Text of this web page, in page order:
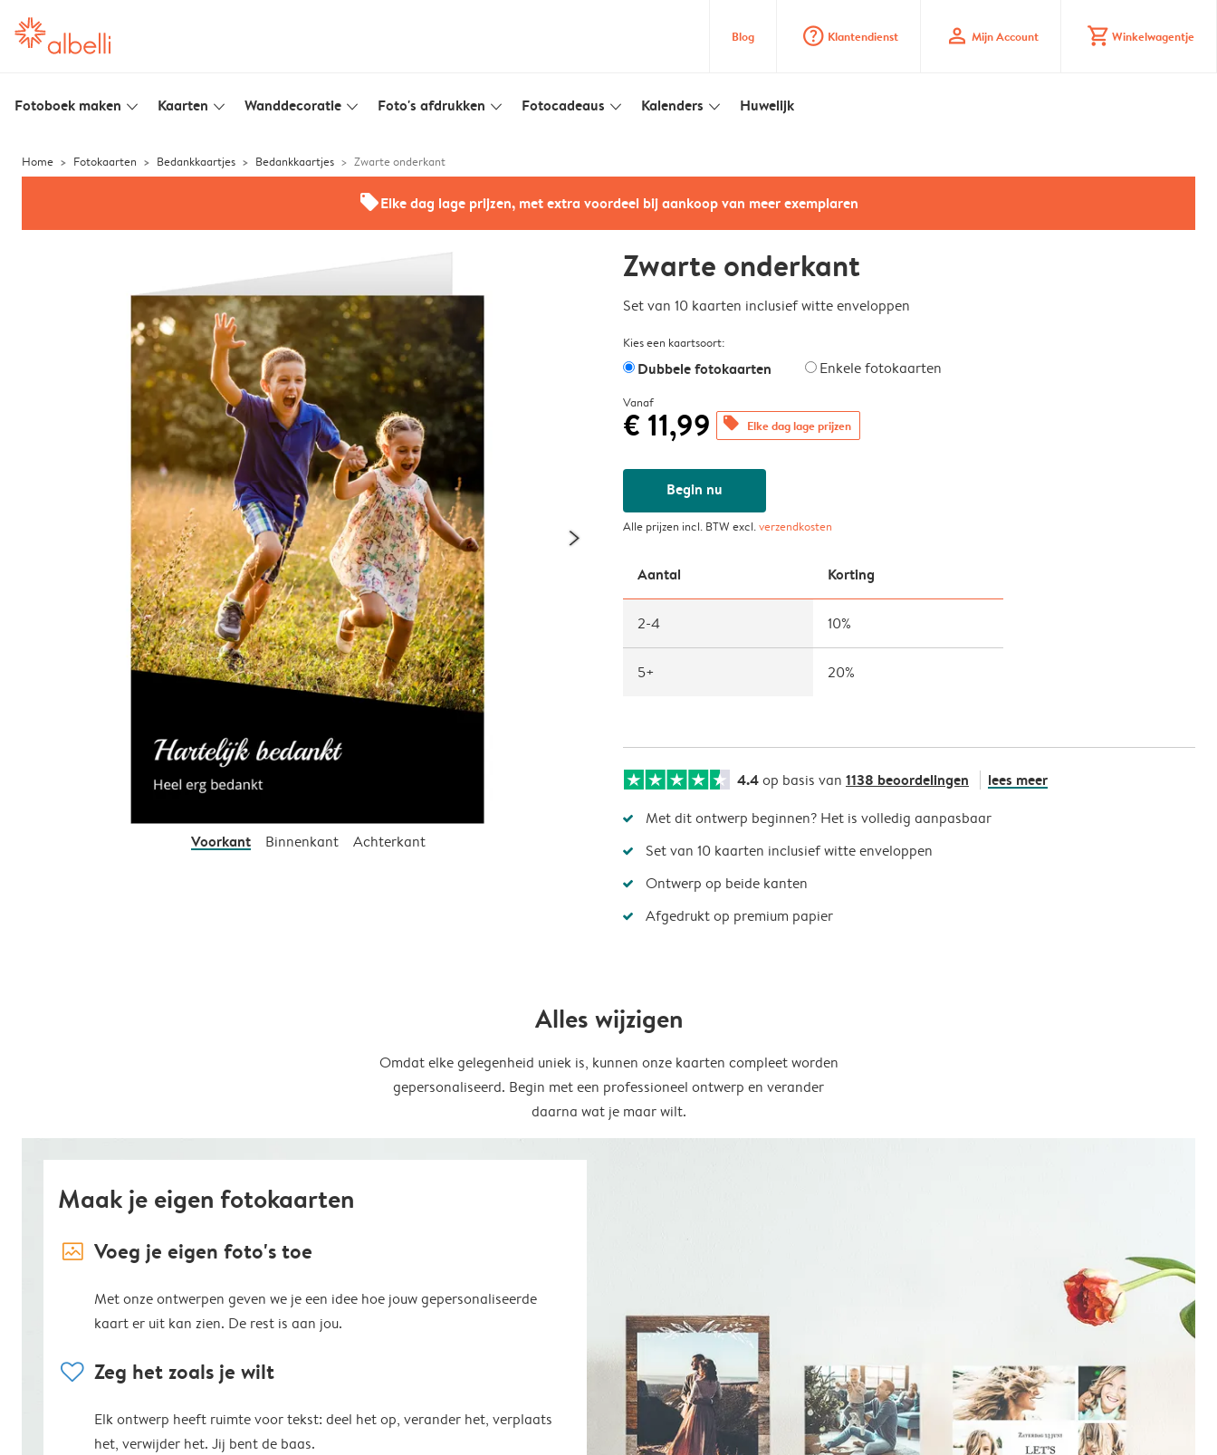
Blog question_mark_circle Klantendienst profile Mijn Account shopping_cart Winkelwagentje
Fotoboek maken slim_arrow_down Kaarten slim_arrow_down Wanddecoratie slim_arrow_down Foto's afdrukken slim_arrow_down Fotocadeaus slim_arrow_down Kalenders slim_arrow_down Huwelijk
Home Fotokaarten Bedankkaartjes Bedankkaartjes Zwarte onderkant
offersElke dag lage prijzen, met extra voordeel bij aankoop van meer exemplaren
Voorkant Binnenkant Achterkant
Zwarte onderkant
Set van 10 kaarten inclusief witte enveloppen
Kies een kaartsoort:
Dubbele fotokaarten Enkele fotokaarten
Vanaf
€ 11,99 offers Elke dag lage prijzen
Begin nu
Alle prijzen incl. BTW excl.verzendkosten
Aantal Korting
2-4 10%
5+ 20%
4.4op basis van 1138 beoordelingen lees meer
Met dit ontwerp beginnen? Het is volledig aanpasbaar
Set van 10 kaarten inclusief witte enveloppen
Ontwerp op beide kanten
Afgedrukt op premium papier
Alles wijzigen
Omdat elke gelegenheid uniek is, kunnen onze kaarten compleet worden
gepersonaliseerd. Begin met een professioneel ontwerp en verander
daarna wat je maar wilt.
Maak je eigen fotokaarten
image_placeholder Voeg je eigen foto's toe
Met onze ontwerpen geven we je een idee hoe jouw gepersonaliseerde
kaart er uit kan zien. De rest is aan jou.
heart Zeg het zoals je wilt
Elk ontwerp heeft ruimte voor tekst: deel het op, verander het, verplaats
het, verwijder het. Jij bent de baas.